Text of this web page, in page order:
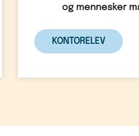
og mennesker
KONTORELEV